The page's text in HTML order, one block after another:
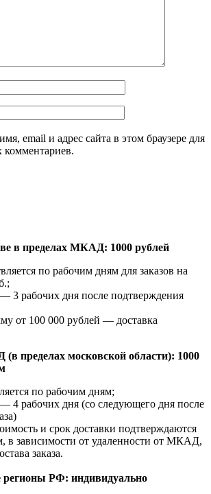
email и адрес сайта в этом браузере для
в пределах МКАД: 1000 рублей
по рабочим дням для заказов на
3 рабочих дня после подтверждения
от 100 000 рублей — доставка
пределах московской области): 1000
по рабочим дням;
4 рабочих дня (со следующего дня после
и срок доставки подтверждаются
в зависимости от удаленности от МКАД,
заказа.
регионы РФ: индивидуально